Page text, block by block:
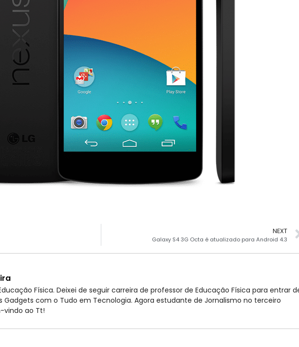
NEXT
Galaxy S4 3G Octa é atualizado para Android 4.3
Física. Deixei de seguir carreira de professor de Educação Física para entrar
Gadgets com o Tudo em Tecnologia. Agora estudante de Jornalismo no terceiro
vindo ao Tt!